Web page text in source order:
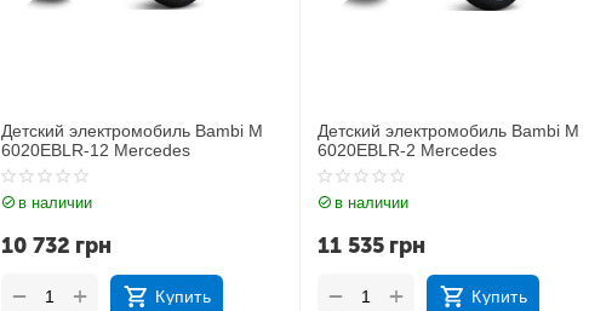
Детский электромобиль Bambi M
6020EBLR-2 Mercedes
в наличии
11 535 грн
Купить
+
−
Детский электромобиль Джип Land
Rover M 4418EBLR-1
в наличии
10 969 грн
Купить
+
−